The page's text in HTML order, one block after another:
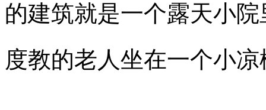
的建筑就是一个露天小
度教的老人坐在一个小